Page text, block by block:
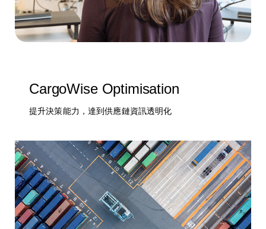
CargoWise Optimisation
提升決策能力，達到供應鏈資訊透明化